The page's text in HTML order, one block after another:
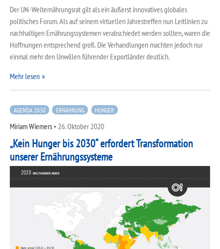
Der UN-Welternährungsrat gilt als ein äußerst innovatives globales
politisches Forum. Als auf seinem virtuellen Jahrestreffen nun Leitlinien zu
nachhaltigen Ernährungssystemen verabschiedet werden sollten, waren die
Hoffnungen entsprechend groß. Die Verhandlungen machten jedoch nur
einmal mehr den Unwillen führender Exportländer deutlich.
Mehr lesen
AGENDA 2030 ERNÄHRUNG HUNGER
Miriam Wiemers • 26. Oktober 2020
„Kein Hunger bis 2030“ erfordert Transformation
unserer Ernährungssysteme